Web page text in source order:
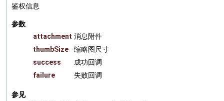
鉴权信息
参数
attachment 消息附件
thumbSize
缩略图尺寸
success
成功回调
failure
失败回调
参见